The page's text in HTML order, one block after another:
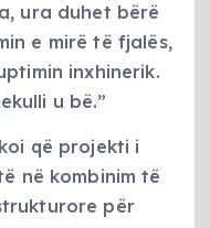
ura duhet bërë
e mirë të fjalës,
inxhinerik.
u bë.”
që projekti i
në kombinim të
për